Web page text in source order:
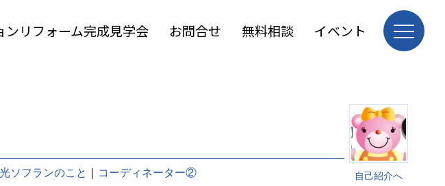
ンリフォーム完成見学会 お問合せ 無料相談 イベント
自己紹介へ
ソフランのこと コーディネーター②